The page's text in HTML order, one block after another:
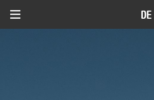
DE